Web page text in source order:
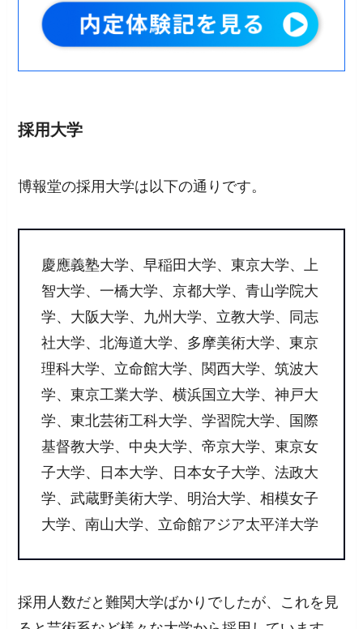
採用大学
博報堂の採用大学は以下の通りです。
慶應義塾大学、早稲田大学、東京大学、上
智大学、一橋大学、京都大学、青山学院大
学、大阪大学、九州大学、立教大学、同志
社大学、北海道大学、多摩美術大学、東京
理科大学、立命館大学、関西大学、筑波大
学、東京工業大学、横浜国立大学、神戸大
学、東北芸術工科大学、学習院大学、国際
基督教大学、中央大学、帝京大学、東京女
子大学、日本大学、日本女子大学、法政大
学、武蔵野美術大学、明治大学、相模女子
大学、南山大学、立命館アジア太平洋大学
採用人数だと難関大学ばかりでしたが、これを見